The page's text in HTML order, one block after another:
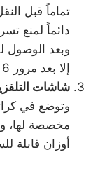
دائماً لمنع
وبعد الوصول
إلا بعد مرور 6 ساعات على الأقل.
شاشات
وتوضع في
مخصصة لها،
أوزان قابلة